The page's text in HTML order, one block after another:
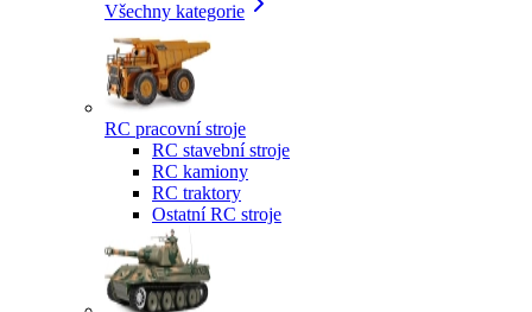
Všechny kategorie
RC pracovní stroje
RC stavební stroje
RC kamiony
RC traktory
Ostatní RC stroje